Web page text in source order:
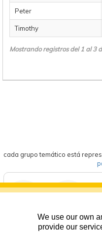
We use our own
provide our
Peter
Timothy
Mostrando registros del 1 al 3
cada grupo temático está
eventos